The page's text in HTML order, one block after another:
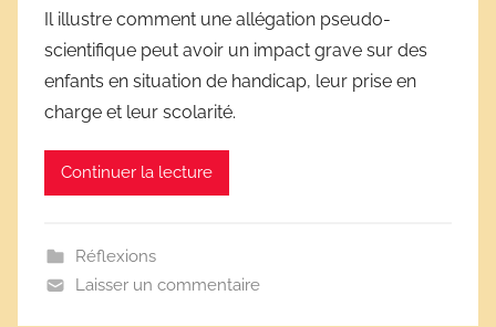
r
i
v
e
c
a
Il illustre comment une allégation pseudo-
scientifique peut avoir un impact grave sur des
enfants en situation de handicap, leur prise en
charge et leur scolarité.
Continuer la lecture
Réflexions
Laisser un commentaire